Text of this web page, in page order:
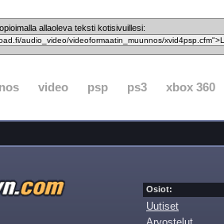
allaoleva teksti kotisivuillesi:
video psp ps3 xbox 360
Osiot:
Uutiset